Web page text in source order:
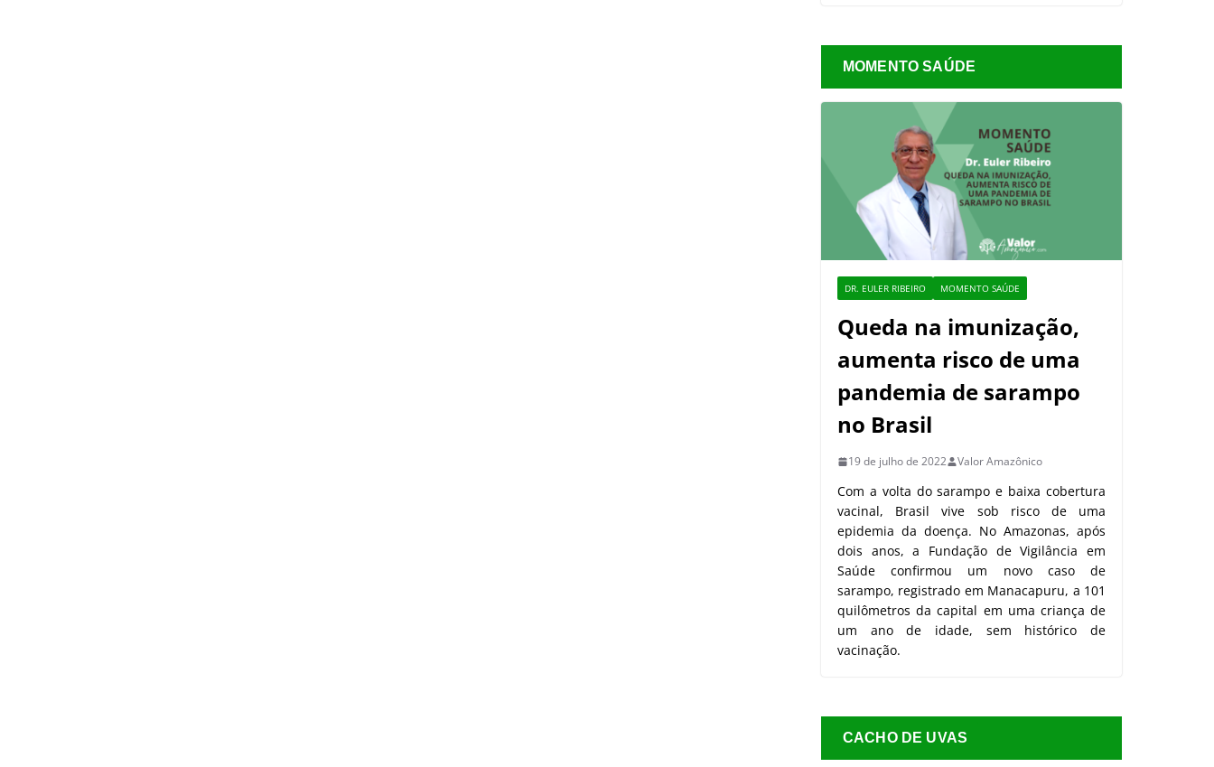
MOMENTO SAÚDE
DR. EULER RIBEIRO MOMENTO SAÚDE
Queda na imunização,
aumenta risco de uma
pandemia de sarampo
no Brasil
19 de julho de 2022 Valor Amazônico
Com a volta do sarampo e baixa cobertura
vacinal, Brasil vive sob risco de uma
epidemia da doença. No Amazonas, após
dois anos, a Fundação de Vigilância em
Saúde confirmou um novo caso de
sarampo, registrado em Manacapuru, a 101
quilômetros da capital em uma criança de
um ano de idade, sem histórico de
vacinação.
CACHO DE UVAS